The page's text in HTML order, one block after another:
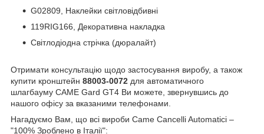
G02809, Наклейки світловідбивні
119RIG166, Декоративна накладка
Світлодіодна стрічка (дюралайт)
Отримати консультацію щодо застосування виробу, а також
купити кронштейн 88003-0072 для автоматичного
шлагбауму CAME Gard GT4 Ви можете, звернувшись до
нашого офісу за вказаними телефонами.
Нагадуємо Вам, що всі вироби Came Cancelli Automatici –
"100% Зроблено в Італії":